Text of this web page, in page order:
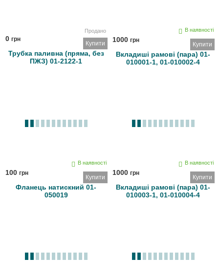
Продано
0 грн
Купити
Трубка паливна (пряма, без
ПЖЗ) 01-2122-1
В наявності
1000 грн
Купити
Вкладиші рамові (пара) 01-
010001-1, 01-010002-4
В наявності
100 грн
Купити
Фланець натискний 01-
050019
В наявності
1000 грн
Купити
Вкладиші рамові (пара) 01-
010003-1, 01-010004-4